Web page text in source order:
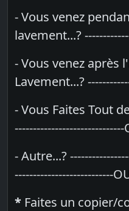
- Vous venez
lavement...?
- Vous venez après
Lavement...?
- Vous Faites Tout
- Autre...?
---------------------------
* Faites un copier/